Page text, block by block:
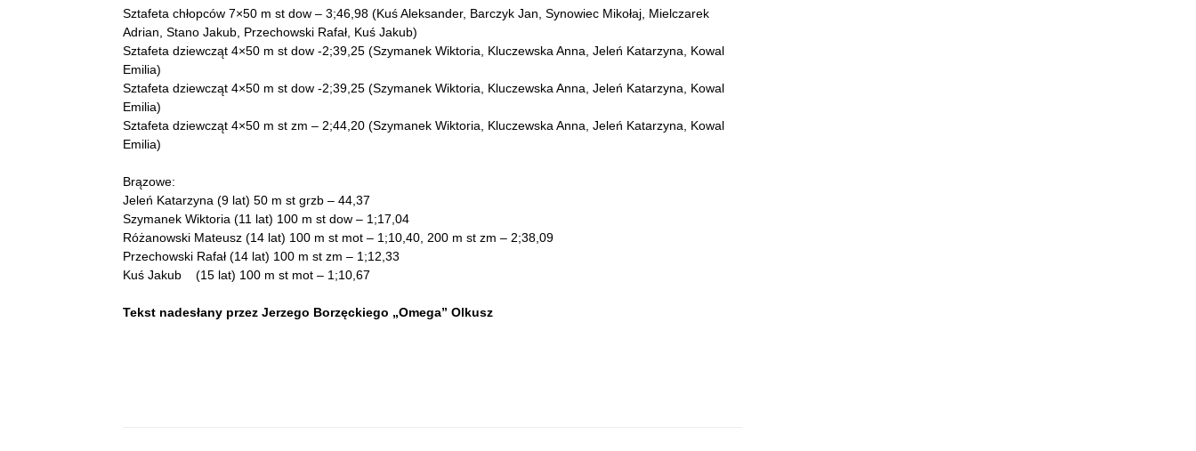
Sztafeta chłopców 7×50 m st dow – 3;46,98 (Kuś Aleksander, Barczyk Jan, Synowiec Mikołaj, Mielczarek
Adrian, Stano Jakub, Przechowski Rafał, Kuś Jakub)
Sztafeta dziewcząt 4×50 m st dow -2;39,25 (Szymanek Wiktoria, Kluczewska Anna, Jeleń Katarzyna, Kowal
Emilia)
Sztafeta dziewcząt 4×50 m st dow -2;39,25 (Szymanek Wiktoria, Kluczewska Anna, Jeleń Katarzyna, Kowal
Emilia)
Sztafeta dziewcząt 4×50 m st zm – 2;44,20 (Szymanek Wiktoria, Kluczewska Anna, Jeleń Katarzyna, Kowal
Emilia)
Brązowe:
Jeleń Katarzyna (9 lat) 50 m st grzb – 44,37
Szymanek Wiktoria (11 lat) 100 m st dow – 1;17,04
Różanowski Mateusz (14 lat) 100 m st mot – 1;10,40, 200 m st zm – 2;38,09
Przechowski Rafał (14 lat) 100 m st zm – 1;12,33
Kuś Jakub (15 lat) 100 m st mot – 1;10,67
Tekst nadesłany przez Jerzego Borzęckiego „Omega” Olkusz